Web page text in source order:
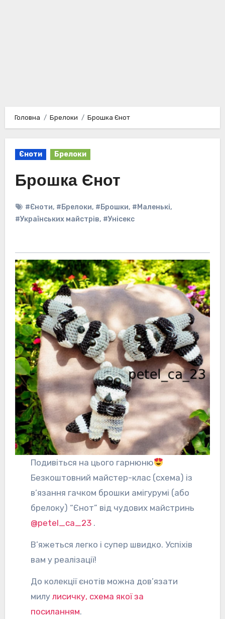
Головна Брелоки Брошка Єнот
Єноти Брелоки
Брошка Єнот
#Єноти, #Брелоки, #Брошки, #Маленькі,
#Українських майстрів, #Унісекс
Подивіться на цього гарнюню
Безкоштовний майстер-клас (схема) із
в’язання гачком брошки амігурумі (або
брелоку) “Єнот” від чудових майстринь
@petel_ca_23.
В’яжеться легко і супер швидко. Успіхів
вам у реалізації!
До колекції єнотів можна дов’язати
милу лисичку, схема якої за
посиланням.